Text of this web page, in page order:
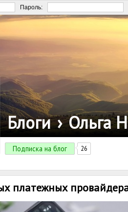
Пароль:
Блоги › Ольга
Подписка на блог 26
платежных